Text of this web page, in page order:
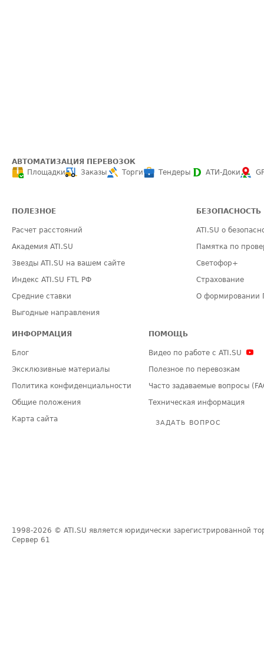
АВТОМАТИЗАЦИЯ ПЕРЕВОЗОК
Площадки
Заказы Торги Тендеры АТИ-Доки
ПОЛЕЗНОЕ
Расчет расстояний
Академия ATI.SU
Звезды ATI.SU на вашем сайте
Индекс ATI.SU FTL РФ
Средние ставки
Выгодные направления
БЕЗОПАСНОСТЬ
ATI.SU о
Памятка по
Светофор+
Страхование
О формировании
ИНФОРМАЦИЯ
Блог
Эксклюзивные материалы
Политика конфиденциальности
Общие положения
Карта сайта
ПОМОЩЬ
Видео по работе с ATI.SU
Полезное по перевозкам
Часто задаваемые вопросы
Техническая информация
ЗАДАТЬ ВОПРОС
1998-2026 © ATI.SU является юридически зарегистрированной
Сервер 61